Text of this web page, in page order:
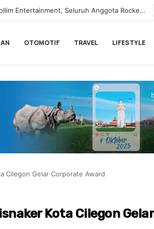
Bukan Kewajiban Anak
OTOMOTIF TRAVEL LIFESTYLE
Cilegon Gelar Corporate Award
Kota Cilegon Gelar